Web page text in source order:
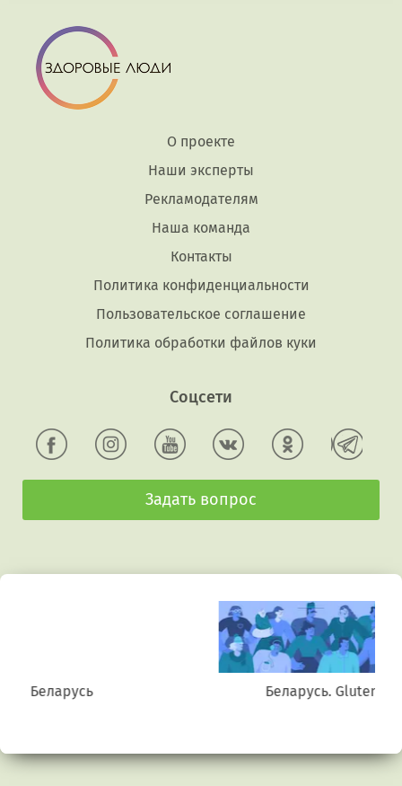
О проекте
Наши эксперты
Рекламодателям
Наша команда
Контакты
Политика конфиденциальности
Пользовательское соглашение
Политика обработки файлов куки
Соцсети
Задать вопрос
Беларусь. Gluten free